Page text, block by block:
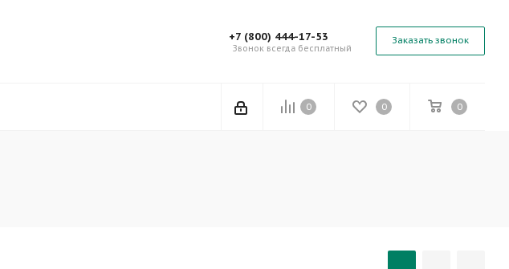
+7 (800) 444-17-53
Звонок всегда бесплатный
Заказать звонок
0 0 0